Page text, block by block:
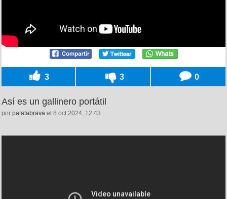
3 3 0
Así es un gallinero portátil
por patatabrava el 8 oct 2024, 12:43